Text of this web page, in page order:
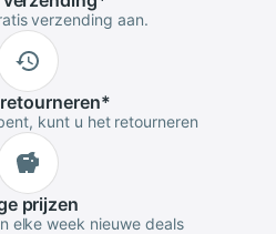
verzending aan.
retourneren*
kunt u het retourneren
prijzen
elke week nieuwe deals